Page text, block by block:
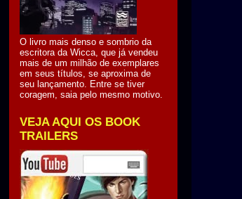
O livro mais denso e sombrio da
escritora da Wicca, que já vendeu
mais de um milhão de exemplares
em seus títulos, se aproxima de
seu lançamento. Entre se tiver
coragem, saia pelo mesmo motivo.
VEJA AQUI OS BOOK
TRAILERS